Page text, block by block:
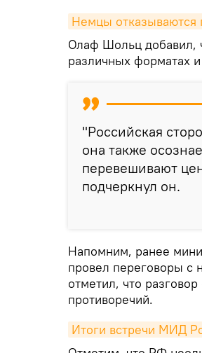
Немцы отказываются
Олаф Шольц добавил,
различных форматах
"Российская
она также
перевешивают
подчеркнул он.
Напомним, ранее
провел переговоры с
отметил, что
противоречий.
Итоги встречи МИД